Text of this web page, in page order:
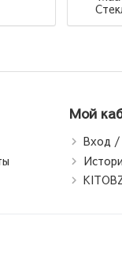
и с чем ...
Мой
Вход /